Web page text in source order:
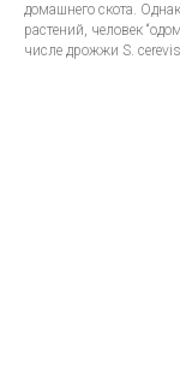
домашнего скота.
растений, человек
числе дрожжи S.